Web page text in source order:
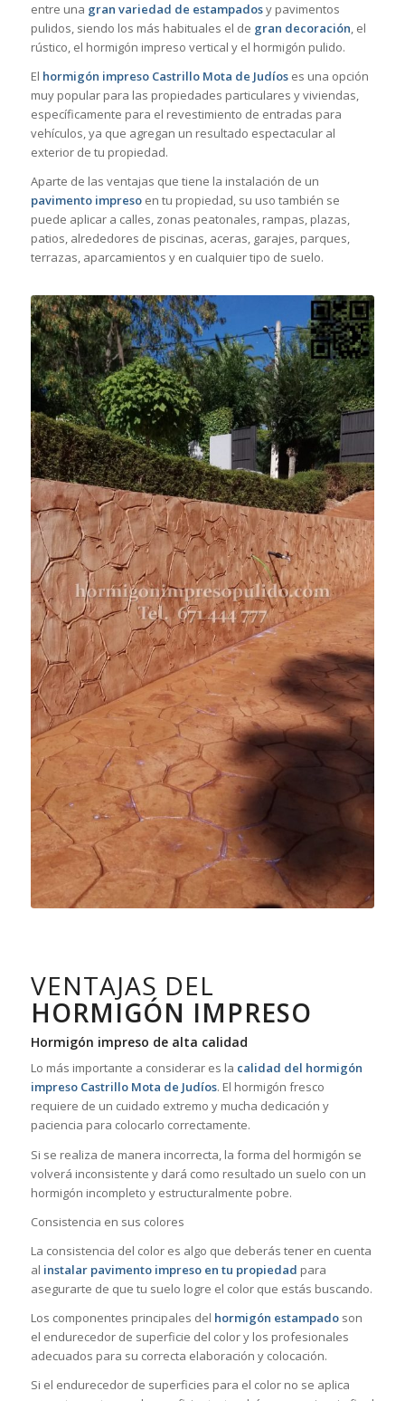
entre una gran variedad de estampadosy pavimentos
pulidos, siendo los más habituales el de gran decoración, el
rústico, el hormigón impreso vertical y el hormigón pulido.
El hormigón impreso Castrillo Mota de Judíoses una opción
muy popular para las propiedades particulares y viviendas,
específicamente para el revestimiento de entradas para
vehículos, ya que agregan un resultado espectacular al
exterior de tu propiedad.
Aparte de las ventajas que tiene la instalación de un
pavimento impresoen tu propiedad, su uso también se
puede aplicar a calles, zonas peatonales, rampas, plazas,
patios, alrededores de piscinas, aceras, garajes, parques,
terrazas, aparcamientos y en cualquier tipo de suelo.
VENTAJAS DEL
HORMIGÓN IMPRESO
Hormigón impreso de alta calidad
Lo más importante a considerar es la calidad del hormigón
impreso Castrillo Mota de Judíos. El hormigón fresco
requiere de un cuidado extremo y mucha dedicación y
paciencia para colocarlo correctamente.
Si se realiza de manera incorrecta, la forma del hormigón se
volverá inconsistente y dará como resultado un suelo con un
hormigón incompleto y estructuralmente pobre.
Consistencia en sus colores
La consistencia del color es algo que deberás tener en cuenta
al instalar pavimento impreso en tu propiedad para
asegurarte de que tu suelo logre el color que estás buscando.
Los componentes principales del hormigón estampadoson
el endurecedor de superficie del color y los profesionales
adecuados para su correcta elaboración y colocación.
Si el endurecedor de superficies para el color no se aplica